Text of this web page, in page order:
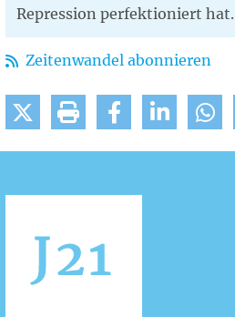
Repression perfektioniert hat.
Zeitenwandel abonnieren